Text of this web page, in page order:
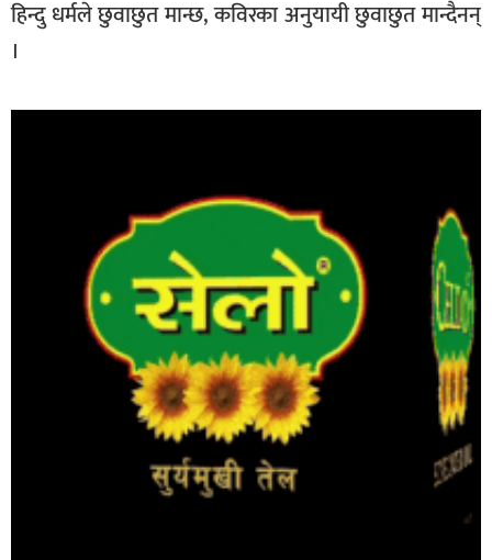
हिन्दु धर्मले छुवाछुत मान्छ, कविरका अनुयायी छुवाछुत मान्दैनन्
।